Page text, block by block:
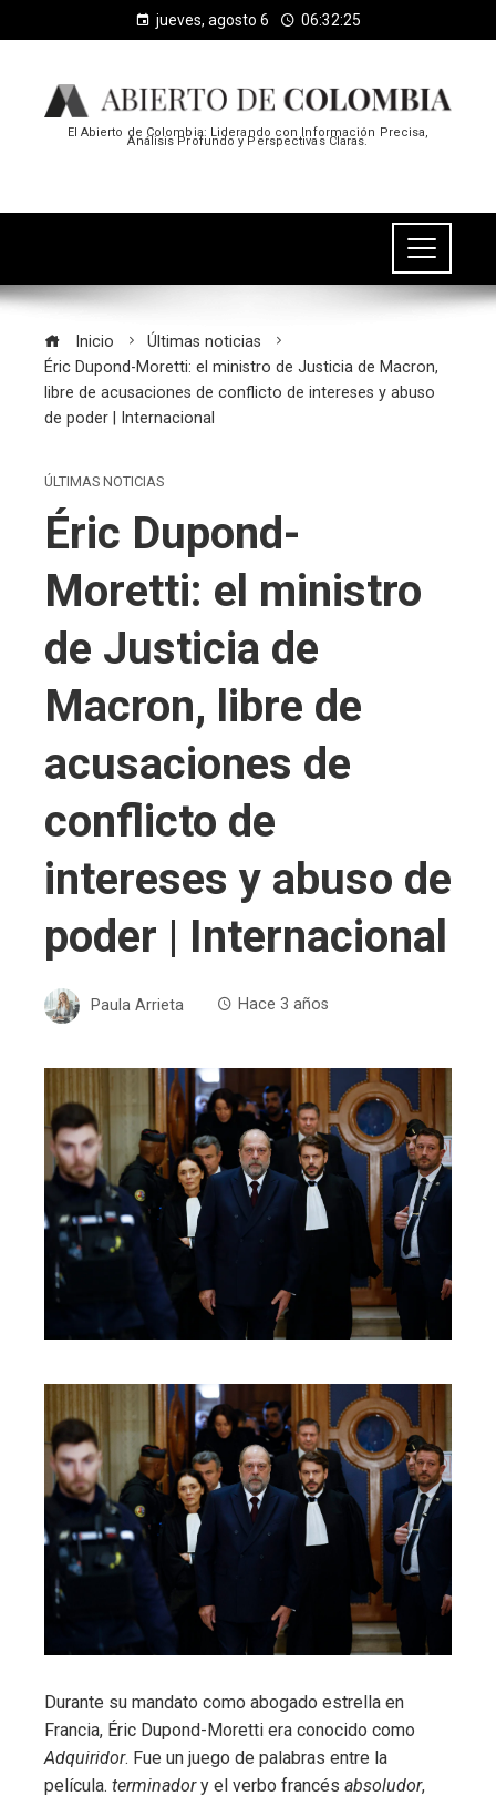
jueves, agosto 6 06:32:26
El Abierto de Colombia: Liderando con Información Precisa,
Análisis Profundo y Perspectivas Claras.
Inicio
Últimas noticias
Éric Dupond-Moretti: el ministro de Justicia de Macron,
libre de acusaciones de conflicto de intereses y abuso
de poder | Internacional
ÚLTIMAS NOTICIAS
Éric Dupond-
Moretti: el ministro
de Justicia de
Macron, libre de
acusaciones de
conflicto de
intereses y abuso de
poder | Internacional
Paula Arrieta Hace 3 años
Durante su mandato como abogado estrella en
Francia, Éric Dupond-Moretti era conocido como
Adquiridor. Fue un juego de palabras entre la
película. terminadory el verbo francés absoludor,